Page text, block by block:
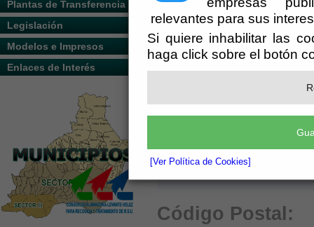
relevantes para sus
Si quiere inhabilitar las
haga click sobre el botón
[Ver Política de Cookies]
Plantas de Transferencia
Legislación
Modelos e Impresos
Enlaces de Interés
Dirección:
Provincia:
Código Postal: